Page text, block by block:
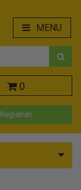
MENU
0
Registrati